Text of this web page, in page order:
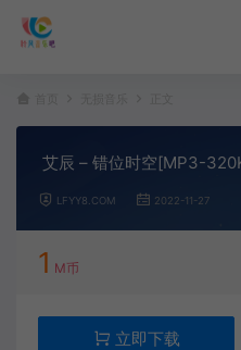
艾辰 – 错位时空[MP3-
LFYY8.COM 2022-11-27
1 M币
立即下载